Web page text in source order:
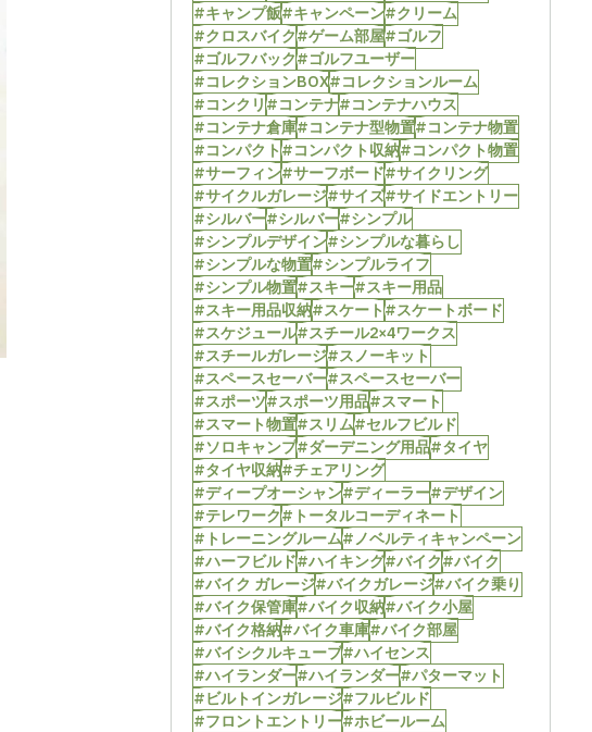
#キャンプ飯#キャンペーン#クリーム
#クロスバイク#ゲーム部屋#ゴルフ
#ゴルフバック#ゴルフユーザー
#コレクションBOX#コレクションルーム
#コンクリ#コンテナ#コンテナハウス
#コンテナ倉庫#コンテナ型物置#コンテナ物置
#コンパクト#コンパクト収納#コンパクト物置
#サーフィン#サーフボード#サイクリング
#サイクルガレージ#サイズ#サイドエントリー
#シルバー#シルバー#シンプル
#シンプルデザイン#シンプルな暮らし
#シンプルな物置#シンプルライフ
#シンプル物置#スキー#スキー用品
#スキー用品収納#スケート#スケートボード
#スケジュール#スチール2×4ワークス
#スチールガレージ#スノーキット
#スペースセーバー#スペースセーバー
#スポーツ#スポーツ用品#スマート
#スマート物置#スリム#セルフビルド
#ソロキャンプ#ダーデニング用品#タイヤ
#タイヤ収納#チェアリング
#ディープオーシャン#ディーラー#デザイン
#テレワーク#トータルコーディネート
#トレーニングルーム#ノベルティキャンペーン
#ハーフビルド#ハイキング#バイク#バイク
#バイク ガレージ#バイクガレージ#バイク乗り
#バイク保管庫#バイク収納#バイク小屋
#バイク格納#バイク車庫#バイク部屋
#バイシクルキューブ#ハイセンス
#ハイランダー#ハイランダー#パターマット
#ビルトインガレージ#フルビルド
#フロントエントリー#ホビールーム